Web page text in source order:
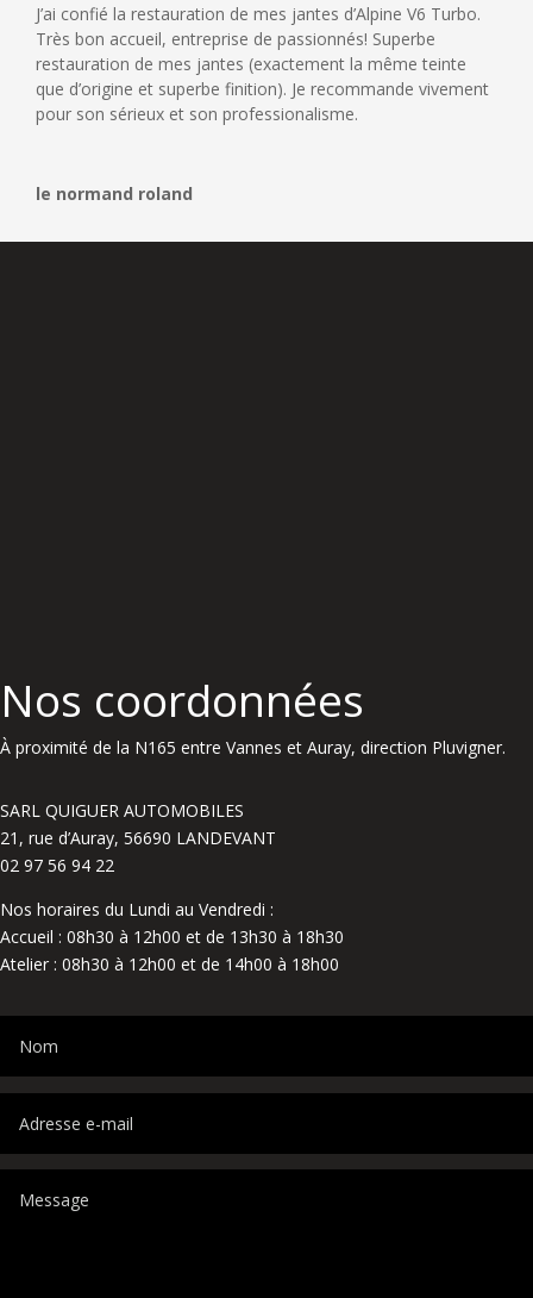
J’ai confié la restauration de mes jantes d’Alpine V6 Turbo.
Très bon accueil, entreprise de passionnés! Superbe
restauration de mes jantes (exactement la même teinte
que d’origine et superbe finition). Je recommande vivement
pour son sérieux et son professionalisme.
le normand roland
Nos coordonnées
À proximité de la N165 entre Vannes et Auray, direction Pluvigner.
SARL QUIGUER AUTOMOBILES
21, rue d’Auray, 56690 LANDEVANT
02 97 56 94 22
Nos horaires du Lundi au Vendredi :
Accueil : 08h30 à 12h00 et de 13h30 à 18h30
Atelier : 08h30 à 12h00 et de 14h00 à 18h00